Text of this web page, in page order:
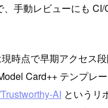
、手動レビューにも
時点で早期アクセス
Card++ テンプレ
AI というリ